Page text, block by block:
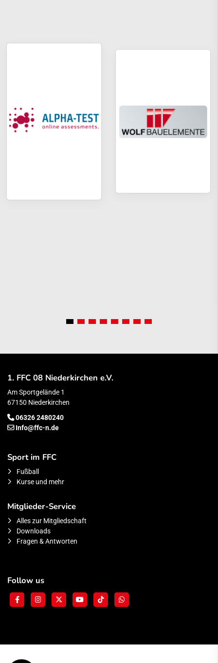
1. FFC 08 Niederkirchen e.V.
Am Sportgelände 1
67150 Niederkirchen
06326 2480240
Info@ffc-n.de
Sport im FFC
Fußball
Kurse und mehr
Mitglieder-Service
Alles zur Mitgliedschaft
Downloads
Fragen & Antworten
Follow us